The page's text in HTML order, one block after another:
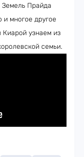
Прайда
многое другое
узнаем из
семьи.